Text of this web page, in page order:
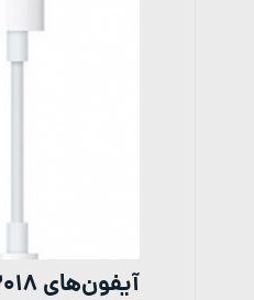
آیفون‌های 2018 بدون دانگل جک هدفون عرضه می‌شوند